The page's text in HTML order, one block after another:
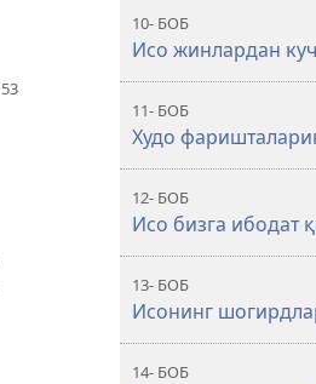
10- БОБ
Исо жинлардан
11- БОБ
Худо
12- БОБ
Исо бизга ибодат
13- БОБ
Исонинг
14- БОБ